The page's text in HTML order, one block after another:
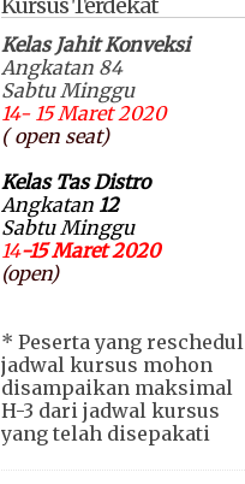
Kelas Jahit Konveksi
Angkatan 84
Sabtu Minggu
14- 15 Maret 2020
( open seat)
Kelas Tas Distro
Angkatan 12
Sabtu Minggu
14-15 Maret2020
(open)
* Peserta yang reschedul
jadwal kursus mohon
disampaikan maksimal
H-3 dari jadwal kursus
yang telah disepakati